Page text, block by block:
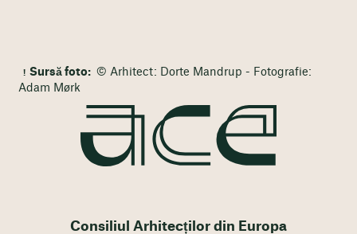
Sursă foto: © Arhitect: Dorte Mandrup - Fotografie:
Adam Mørk
Consiliul Arhitecților din Europa